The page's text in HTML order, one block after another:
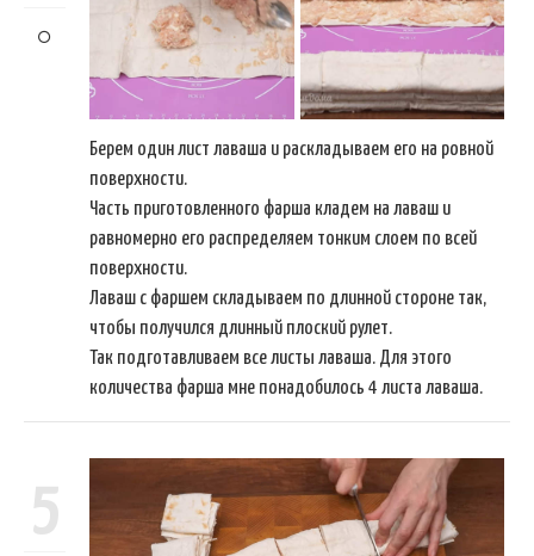
Берем один лист лаваша и раскладываем его на ровной
поверхности.
Часть приготовленного фарша кладем на лаваш и
равномерно его распределяем тонким слоем по всей
поверхности.
Лаваш с фаршем складываем по длинной стороне так,
чтобы получился длинный плоский рулет.
Так подготавливаем все листы лаваша. Для этого
количества фарша мне понадобилось 4 листа лаваша.
5